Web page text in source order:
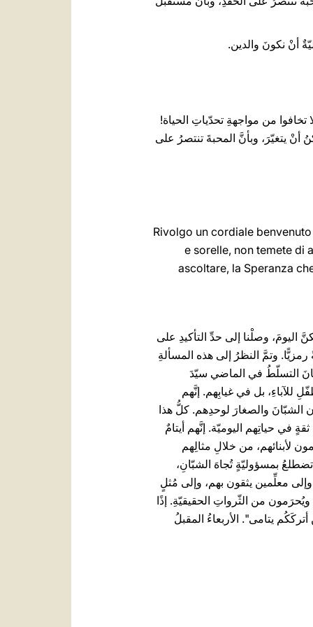
أنْ نكونَ والدين.
تخافوا من مواجهةِ تحدّياتِ الحياة!
أنْ يتغيّرَ، وبأنَّ المحبةَ تنتصرُ على
Rivolgo un cordiale
e sorelle, non temete di
ascoltare, la Speranza
اليومَ، وصلْنا إلى حدِّ التأكيدِ على
وتمَّ النظرُ إلى هذه المسألةِ
التسلّطُ في الماضي سيّدَ
للآباءِ، بل في غيابِهم. إنَّهم
الشبّانَ والصغارَ لوحدِهم. كلُّ هذا
في حياتِهم اليوميّة. إنَّهم أيتامٌ
لأبنائهم، من خلالِ مثالِهم
تضطلعُ بمسؤوليّةٍ تُجاهَ الشبّانِ،
معلِّمين يثقون بهم، وإلى مُثلٍ
من الثّرواتِ الحقيقيّةِ. إذًا
يتامى". الأربعاءُ المقبلُ